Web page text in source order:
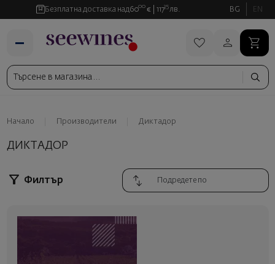
Безплатна доставка над6000 € 11735 лв. BG EN
Начало Производители Диктадор
ДИКТАДОР
Филтър